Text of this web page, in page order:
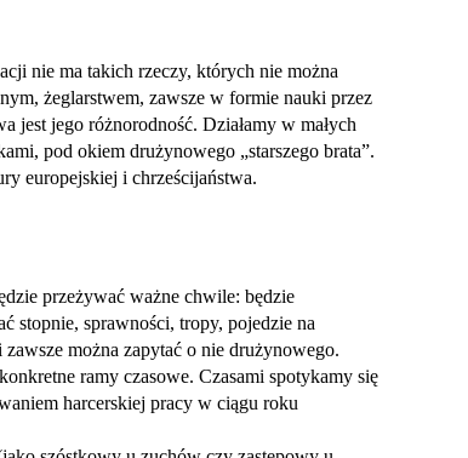
nie ma takich rzeczy, których nie można
żeglarstwem, zawsze w formie nauki przez
jest jego różnorodność. Działamy w małych
pod okiem drużynowego „starszego brata”.
europejskiej i chrześcijaństwa.
przeżywać ważne chwile: będzie
stopnie, sprawności, tropy, pojedzie na
można zapytać o nie drużynowego.
ramy czasowe. Czasami spotykamy się
harcerskiej pracy w ciągu roku